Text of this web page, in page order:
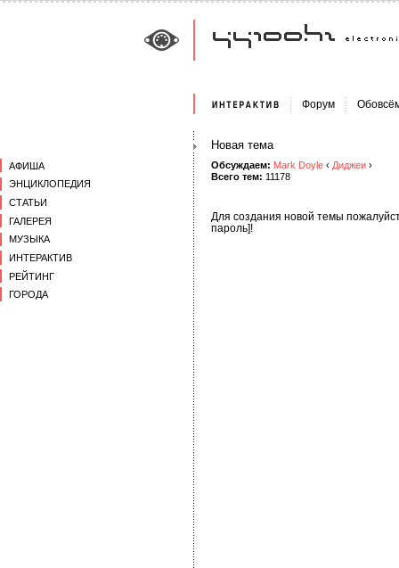
АФИША
ЭНЦИКЛОПЕДИЯ
СТАТЬИ
ГАЛЕРЕЯ
МУЗЫКА
ИНТЕРАКТИВ
РЕЙТИНГ
ГОРОДА
Форум
Новая тема
Обсуждаем: Mark Doyle ‹ Диджеи ›
Всего тем: 11178
Для создания новой темы
пароль]!